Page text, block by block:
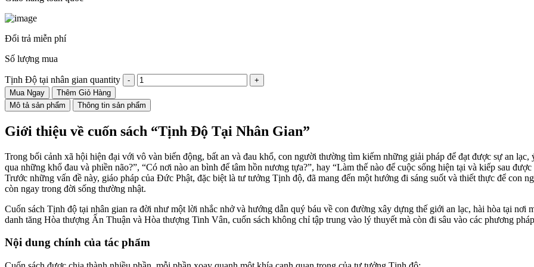
Đổi trả miễn phí
Số lượng mua
Tịnh Độ tại nhân gian quantity
Mua Ngay
Thêm Giỏ Hàng
Mô tả sản phẩm
Thông tin sản phẩm
Giới thiệu về cuốn sách “Tịnh Độ Tại Nhân Gian”
Trong bối cảnh xã hội hiện đại với vô vàn biến động, bất an và đau khổ, con người thường tìm kiếm những giải pháp để đạt được sự an
qua những khổ đau và phiền não?”, “Có nơi nào an bình để tâm hồn nương tựa?”, hay “Làm thế nào để cuộc sống hiện tại và kiếp sau
Trước những vấn đề này, giáo pháp của Đức Phật, đặc biệt là tư tưởng Tịnh độ, đã mang đến một hướng đi sáng suốt và thiết thực để con
còn ngay trong đời sống thường nhật.
Cuốn sách Tịnh độ tại nhân gian ra đời như một lời nhắc nhở và hướng dẫn quý báu về con đường xây dựng thế giới an lạc, hài hòa tại nơi
danh tăng Hòa thượng Ấn Thuận và Hòa thượng Tinh Vân, cuốn sách không chỉ tập trung vào lý thuyết mà còn đi sâu vào các phương
Nội dung chính của tác phẩm